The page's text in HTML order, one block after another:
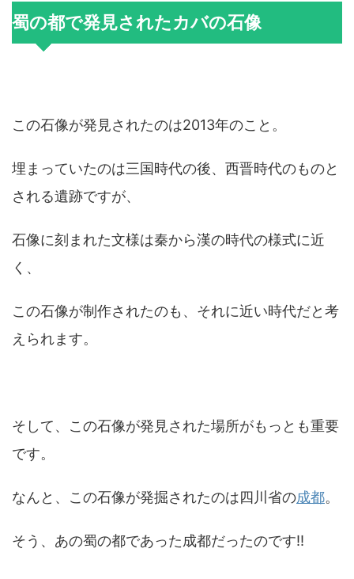
蜀の都で発見されたカバの石像
この石像が発見されたのは2013年のこと。
埋まっていたのは三国時代の後、西晋時代のものと
される遺跡ですが、
石像に刻まれた文様は秦から漢の時代の様式に近
く、
この石像が制作されたのも、それに近い時代だと考
えられます。
そして、この石像が発見された場所がもっとも重要
です。
なんと、この石像が発掘されたのは四川省の成都。
そう、あの蜀の都であった成都だったのです!!